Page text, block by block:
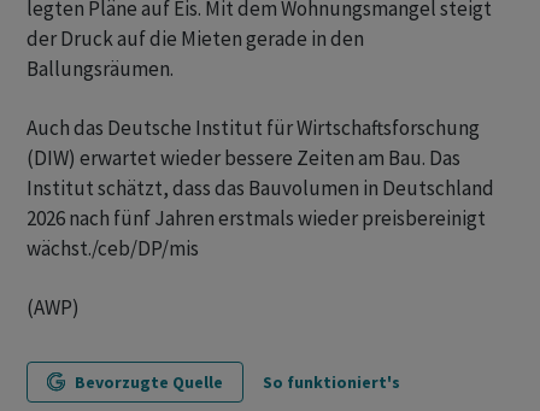
legten Pläne auf Eis. Mit dem Wohnungsmangel steigt
der Druck auf die Mieten gerade in den
Ballungsräumen.
Auch das Deutsche Institut für Wirtschaftsforschung
(DIW) erwartet wieder bessere Zeiten am Bau. Das
Institut schätzt, dass das Bauvolumen in Deutschland
2026 nach fünf Jahren erstmals wieder preisbereinigt
wächst./ceb/DP/mis
(AWP)
Bevorzugte Quelle So funktioniert's